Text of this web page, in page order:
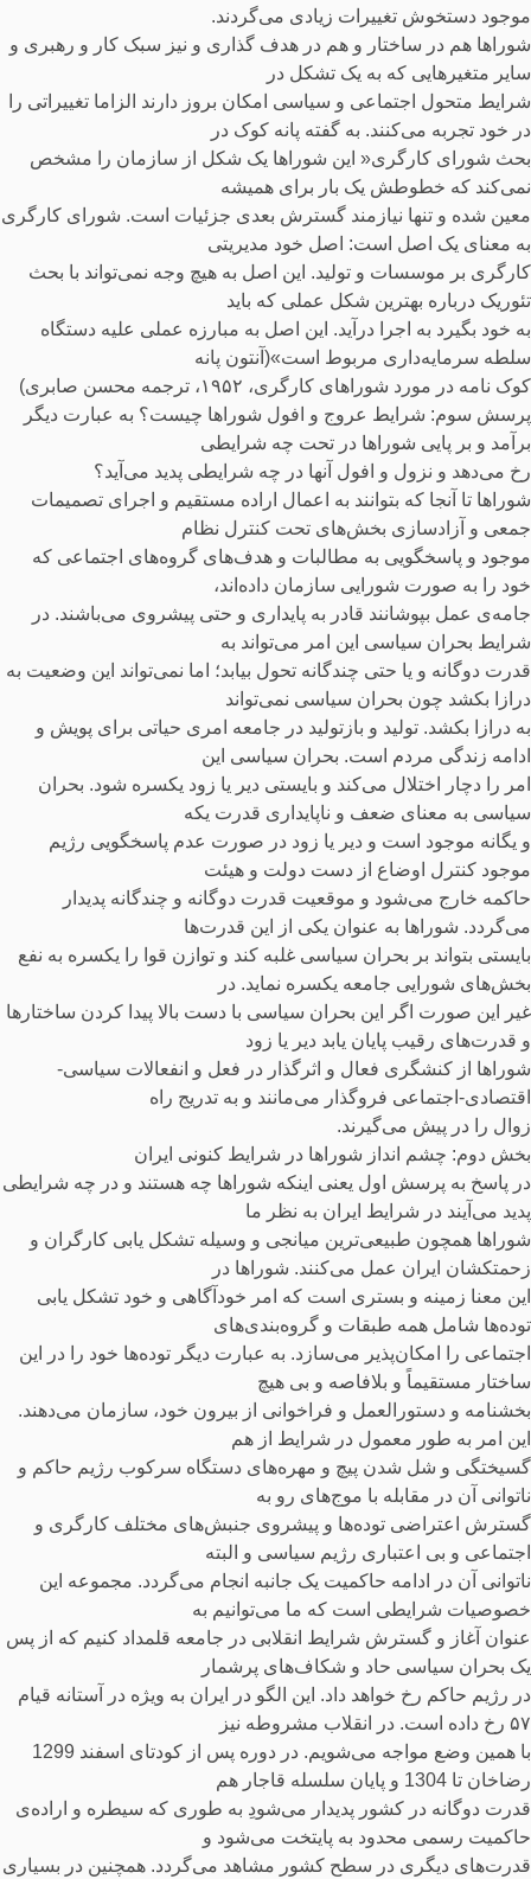
موجود دستخوش تغییرات زیادی می‌گردند.
شوراها هم در ساختار و هم در هدف گذاری و نیز سبک کار و رهبری و
سایر متغیرهایی که به یک تشکل در
شرایط متحول اجتماعی و سیاسی امکان بروز دارند الزاما تغییراتی را
در خود تجربه می‌کنند. به گفته پانه کوک در
بحث شورای کارگری« این شوراها یک شکل از سازمان را مشخص
نمی‌کند که خطوطش یک بار برای همیشه
معین شده و تنها نیازمند گسترش بعدی جزئیات است. شورای کارگری
به معنای یک اصل است: اصل خود مدیریتی
کارگری بر موسسات و تولید. این اصل به هیچ وجه نمی‌تواند با بحث
تئوریک درباره بهترین شکل عملی که باید
به خود بگیرد به اجرا درآید. این اصل به مبارزه عملی علیه دستگاه
سلطه سرمایه‌داری مربوط است»(آنتون پانه
کوک نامه در مورد شوراهای کارگری، ۱۹۵۲، ترجمه محسن صابری)
پرسش سوم: شرایط عروج و افول شوراها چیست؟ به عبارت دیگر
برآمد و بر پایی شوراها در تحت چه شرایطی
رخ می‌دهد و نزول و افول آنها در چه شرایطی پدید می‌آید؟
شوراها تا آنجا که بتوانند به اعمال اراده مستقیم و اجرای تصمیمات
جمعی و آزادسازی بخش‌های تحت کنترل نظام
موجود و پاسخگویی به مطالبات و هدف‌های گروه‌های اجتماعی که
خود را به صورت شورایی سازمان داده‌اند،
جامه‌ی عمل بپوشانند قادر به پایداری و حتی پیشروی می‌باشند. در
شرایط بحران سیاسی این امر می‌تواند به
قدرت دوگانه و یا حتی چندگانه تحول بیابد؛ اما نمی‌تواند این وضعیت به
درازا بکشد چون بحران سیاسی نمی‌تواند
به درازا بکشد. تولید و بازتولید در جامعه امری حیاتی برای پویش و
ادامه زندگی مردم است. بحران سیاسی این
امر را دچار اختلال می‌کند و بایستی دیر یا زود یکسره شود. بحران
سیاسی به معنای ضعف و ناپایداری قدرت یکه
و یگانه موجود است و دیر یا زود در صورت عدم پاسخگویی رژیم
موجود کنترل اوضاع از دست دولت و هیئت
حاکمه خارج می‌شود و موقعیت قدرت دوگانه و چندگانه پدیدار
می‌گردد. شوراها به عنوان یکی از این قدرت‌ها
بایستی بتواند بر بحران سیاسی غلبه کند و توازن قوا را یکسره به نفع
بخش‌های شورایی جامعه یکسره نماید. در
غیر این صورت اگر این بحران سیاسی با دست بالا پیدا کردن ساختارها
و قدرت‌های رقیب پایان یابد دیر یا زود
شوراها از کنشگری فعال و اثرگذار در فعل و انفعالات سیاسی-
اقتصادی-اجتماعی فروگذار می‌مانند و به تدریج راه
زوال را در پیش می‌گیرند.
بخش دوم: چشم انداز شوراها در شرایط کنونی ایران
در پاسخ به پرسش اول یعنی اینکه شوراها چه هستند و در چه شرایطی
پدید می‌آیند در شرایط ایران به نظر ما
شوراها همچون طبیعی‌ترین میانجی و وسیله تشکل یابی کارگران و
زحمتکشان ایران عمل می‌کنند. شوراها در
این معنا زمینه و بستری است که امر خودآگاهی و خود تشکل یابی
توده‌ها شامل همه طبقات و گروه‌بندی‌های
اجتماعی را امکان‌پذیر می‌سازد. به عبارت دیگر توده‌ها خود را در این
ساختار مستقیماً و بلافاصه و بی هیچ
بخشنامه و دستورالعمل و فراخوانی از بیرون خود، سازمان می‌دهند.
این امر به طور معمول در شرایط از هم
گسیختگی و شل شدن پیچ و مهره‌های دستگاه سرکوب رژیم حاکم و
ناتوانی آن در مقابله با موج‌های رو به
گسترش اعتراضی توده‌ها و پیشروی جنبش‌های مختلف کارگری و
اجتماعی و بی‌ اعتباری رژیم سیاسی و البته
ناتوانی آن در ادامه حاکمیت یک جانبه انجام می‌گردد. مجموعه این
خصوصیات شرایطی است که ما می‌توانیم به
عنوان آغاز و گسترش شرایط انقلابی در جامعه قلمداد کنیم که از پس
یک بحران سیاسی حاد و شکاف‌های پرشمار
در رژیم حاکم رخ خواهد داد. این الگو در ایران به ویژه در آستانه قیام
۵۷ رخ داده است. در انقلاب مشروطه نیز
با همین وضع مواجه می‌شویم. در دوره پس از کودتای اسفند 1299
رضاخان تا 1304 و پایان سلسله قاجار هم
قدرت دوگانه در کشور پدیدار می‌شودِ به طوری که سیطره و اراده‌ی
حاکمیت رسمی محدود به پایتخت می‌شود و
قدرت‌های دیگری در سطح کشور مشاهد می‌گردد. همچنین در بسیاری